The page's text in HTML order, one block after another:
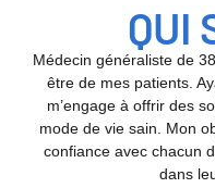
QUI
Médecin généraliste de
être de mes patients.
m’engage à offrir des
mode de vie sain. Mon
confiance avec chacun
dans